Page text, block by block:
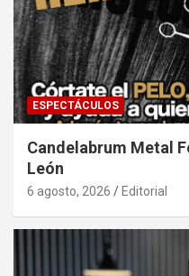
ESPECTÁCULOS
Candelabrum Metal
León
6 agosto, 2026 Editorial